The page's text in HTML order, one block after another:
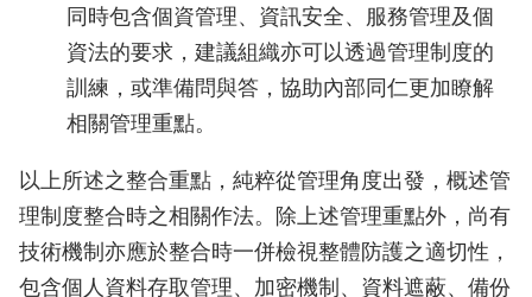
同時包含個資管理、資訊安全、服務管理及個
資法的要求，建議組織亦可以透過管理制度的
訓練，或準備問與答，協助內部同仁更加瞭解
相關管理重點。
以上所述之整合重點，純粹從管理角度出發，概述管
理制度整合時之相關作法。除上述管理重點外，尚有
技術機制亦應於整合時一併檢視整體防護之適切性，
包含個人資料存取管理、加密機制、資料遮蔽、備份